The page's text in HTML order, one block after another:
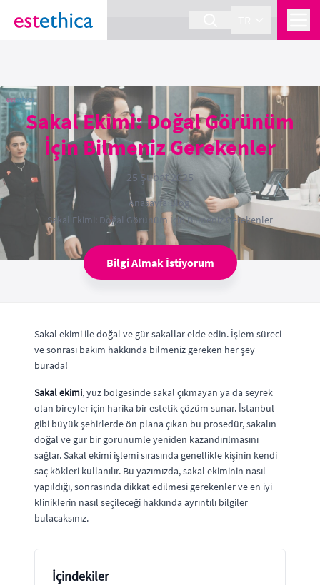
section Service {
Sakal Ekimi: Doğal Görünüm
İçin Bilmeniz Gerekenler
25 Şubat 2025
Anasayfa›Blog›
Sakal Ekimi: Doğal Görünüm İçin Bilmeniz Gerekenler
Bilgi Almak İstiyorum
Sakal ekimi ile doğal ve gür sakallar elde edin. İşlem süreci
ve sonrası bakım hakkında bilmeniz gereken her şey
burada!
Sakal ekimi, yüz bölgesinde sakal çıkmayan ya da seyrek
olan bireyler için harika bir estetik çözüm sunar. İstanbul
gibi büyük şehirlerde ön plana çıkan bu prosedür, sakalın
doğal ve gür bir görünümle yeniden kazandırılmasını
sağlar. Sakal ekimi işlemi sırasında genellikle kişinin kendi
saç kökleri kullanılır. Bu yazımızda, sakal ekiminin nasıl
yapıldığı, sonrasında dikkat edilmesi gerekenler ve en iyi
kliniklerin nasıl seçileceği hakkında ayrıntılı bilgiler
bulacaksınız.
İçindekiler